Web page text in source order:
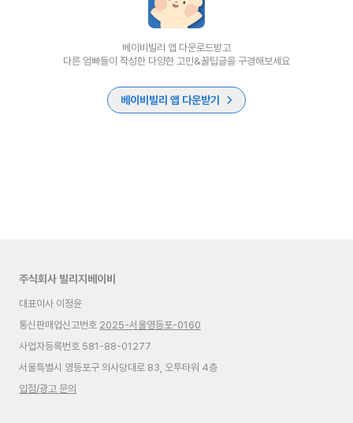
베이비빌리 앱 다운로드받고
다른 엄빠들이 작성한 다양한 고민&꿀팁글을 구경해보세요
베이비빌리 앱 다운받기
주식회사 빌리지베이비
대표이사 이정윤
통신판매업신고번호 2025-서울영등포-0160
사업자등록번호 581-88-01277
서울특별시 영등포구 의사당대로 83, 오투타워 4층
입점/광고 문의